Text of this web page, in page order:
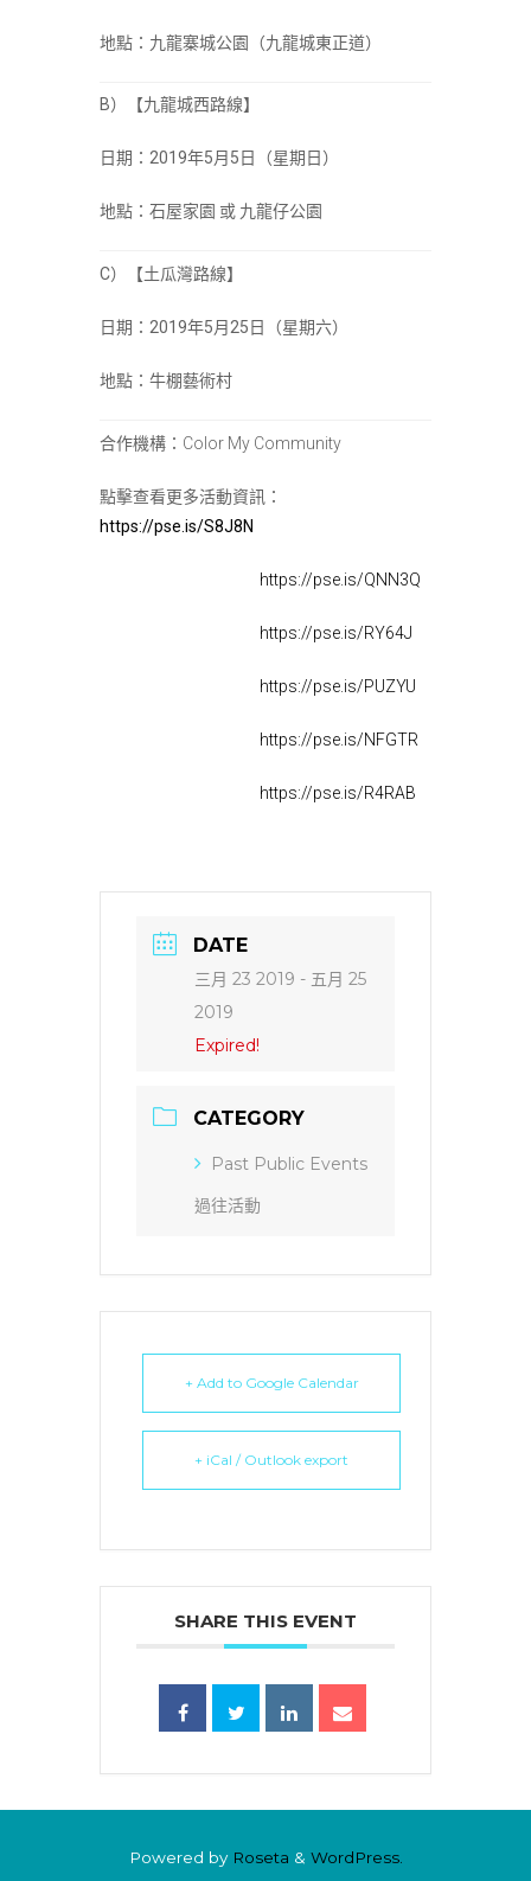
地點：九龍寨城公園（九龍城東正道）
B）【九龍城西路線】
日期：2019年5月5日（星期日）
地點：石屋家園 或 九龍仔公園
C）【土瓜灣路線】
日期：2019年5月25日（星期六）
地點：牛棚藝術村
合作機構：Color My Community
點擊查看更多活動資訊：
https://pse.is/S8J8N
https://pse.is/QNN3Q
https://pse.is/RY64J
https://pse.is/PUZYU
https://pse.is/NFGTR
https://pse.is/R4RAB
DATE
三月 23 2019 - 五月 25
2019
Expired!
CATEGORY
Past Public Events
過往活動
+ Add to Google Calendar
+ iCal / Outlook export
SHARE THIS EVENT
Powered byRoseta & WordPress.